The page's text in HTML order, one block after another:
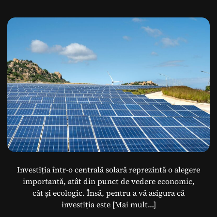
Investiția într-o centrală solară reprezintă o alegere
importantă, atât din punct de vedere economic,
cât și ecologic. Însă, pentru a vă asigura că
investiția este [Mai mult…]